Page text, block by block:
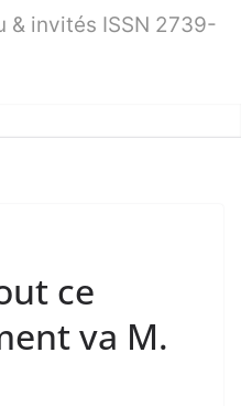
& invités ISSN 2739-
ce
va M.